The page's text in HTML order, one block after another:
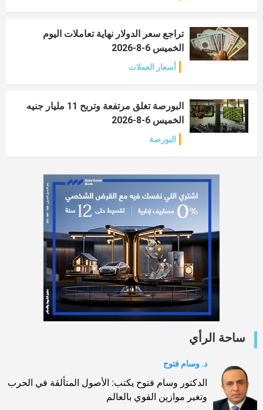
تراجع سعر الدولار نهاية تعاملات اليوم
الخميس 6-8-2026
أسعار العملات
البورصة تغلق مرتفعة وتربح 11 مليار جنيه
الخميس 6-8-2026
البورصة
ساحة الرأي
د. وسام فتوح
الدكتور وسام فتوح يكتب: الأصول المتألقة في الحرب
وتغير موازين القوي بالعالم